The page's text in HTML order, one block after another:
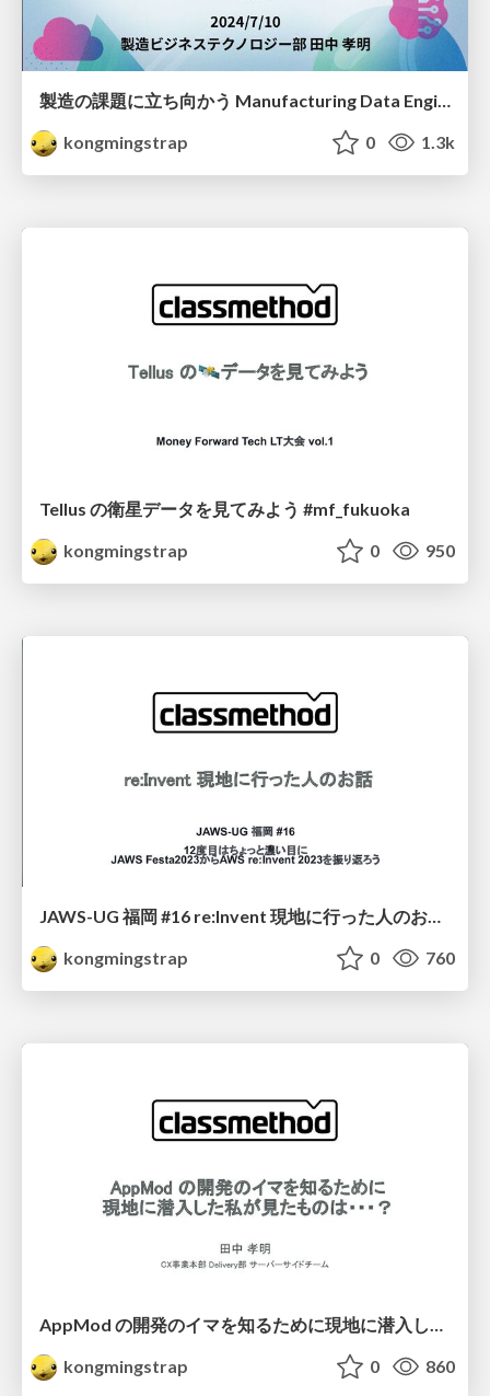
製造の課題に立ち向かう Manufacturing Data Engine と Manufacturing Connect の ご紹介
kongmingstrap
0 1.3k
Tellus の衛星データを見てみよう #mf_fukuoka
kongmingstrap
0 950
JAWS-UG 福岡 #16 re:Invent 現地に行った人のお話 #jawsugfuk #jawsug
kongmingstrap
0 760
kongmingstrap
0 860